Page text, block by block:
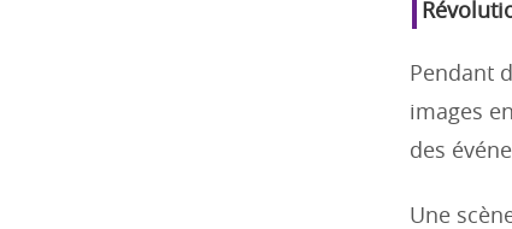
Pendant
images
des
Une